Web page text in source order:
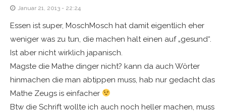
Januar 21, 2013 - 22:24
Essen ist super, MoschMosch hat damit eigentlich eher
weniger was zu tun, die machen halt einen auf „gesund“.
Ist aber nicht wirklich japanisch.
Magste die Mathe dinger nicht? kann da auch Wörter
hinmachen die man abtippen muss, hab nur gedacht das
Mathe Zeugs is einfacher
Btw die Schrift wollte ich auch noch heller machen, muss